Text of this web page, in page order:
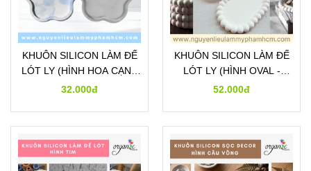
KHUÔN SILICON LÀM ĐẾ
LÓT LY (HÌNH HOA CẠNH
TRƠN - DE06)
32.000đ
KHUÔN SILICON LÀM ĐẾ
LÓT LY (HÌNH OVAL -
DE07)
52.000đ